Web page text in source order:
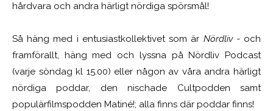
hårdvara och andra härligt nördiga spörsmål!
Så häng med i entusiastkollektivet som är Nördliv- och
framförallt, häng med och lyssna på Nördliv Podcast
(varje söndag kl 15.00) eller någon av våra andra härligt
nördiga poddar, den nischade Cultpodden samt
populärfilmspodden Matiné!; alla finns där poddar finns!